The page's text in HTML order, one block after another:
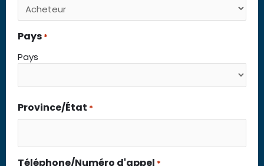
Pays *
Pays
Province/État *
Téléphone/Numéro d'appel *